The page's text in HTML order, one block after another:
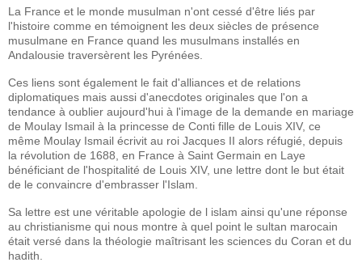
La France et le monde musulman n'ont cessé d'être liés par
l'histoire comme en témoignent les deux siècles de présence
musulmane en France quand les musulmans installés en
Andalousie traversèrent les Pyrénées.
Ces liens sont également le fait d'alliances et de relations
diplomatiques mais aussi d'anecdotes originales que l'on a
tendance à oublier aujourd'hui à l'image de la demande en mariage
de Moulay Ismail à la princesse de Conti fille de Louis XIV, ce
même Moulay Ismail écrivit au roi Jacques II alors réfugié, depuis
la révolution de 1688, en France à Saint Germain en Laye
bénéficiant de l'hospitalité de Louis XIV, une lettre dont le but était
de le convaincre d'embrasser l'Islam.
Sa lettre est une véritable apologie de l islam ainsi qu'une réponse
au christianisme qui nous montre à quel point le sultan marocain
était versé dans la théologie maîtrisant les sciences du Coran et du
hadith.